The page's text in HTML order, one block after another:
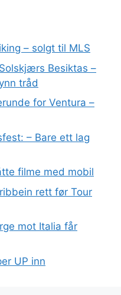
– solgt til MLS
Besiktas –
tråd
for Ventura –
– Bare ett lag
filme med mobil
rett før Tour
mot Italia får
UP inn